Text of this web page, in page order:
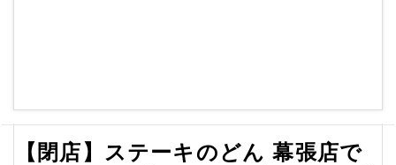
【閉店】ステーキのどん 幕張店で